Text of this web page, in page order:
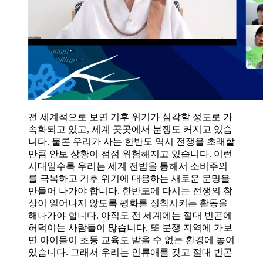
전 세계적으로 보면 기후 위기가 심각할 정도로 가
속화되고 있고, 세계 곳곳에서 분쟁도 커지고 있습
니다. 물론 우리가 사는 한반도 역시 전쟁을 초래할
만큼 안보 상황이 점점 위험해지고 있습니다. 이런
시대일수록 우리는 세계 전법을 통해서 소비주의
를 극복하고 기후 위기에 대응하는 새로운 문명을
만들어 나가야 합니다. 한반도에 다시는 전쟁의 참
상이 일어나지 않도록 평화를 정착시키는 활동을
해나가야 합니다. 아직도 전 세계에는 절대 빈곤에
허덕이는 사람들이 많습니다. 또 분쟁 지역에 가보
면 아이들이 초등 교육도 받을 수 없는 환경에 놓여
있습니다. 그래서 우리는 인류애를 갖고 절대 빈곤